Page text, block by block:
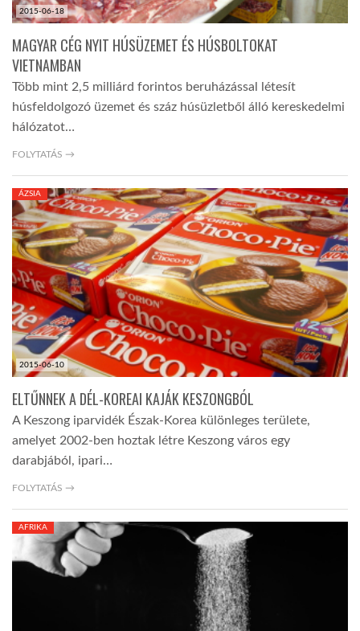
2015-06-18
MAGYAR CÉG NYIT HÚSÜZEMET ÉS HÚSBOLTOKAT
VIETNAMBAN
Több mint 2,5 milliárd forintos beruházással létesít
húsfeldolgozó üzemet és száz húsüzletből álló kereskedelmi
hálózatot…
FOLYTATÁS →
2015-06-10
ÁZSIA
ELTŰNNEK A DÉL-KOREAI KAJÁK KESZONGBÓL
A Keszong iparvidék Észak-Korea különleges területe,
amelyet 2002-ben hoztak létre Keszong város egy
darabjából, ipari…
FOLYTATÁS →
AFRIKA